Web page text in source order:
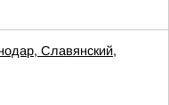
Славянский,